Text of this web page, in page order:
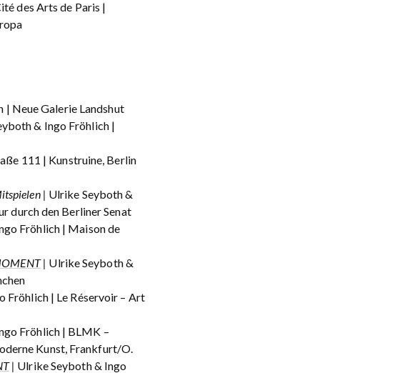
des Arts de Paris |
Neue Galerie Landshut
& Ingo Fröhlich |
111 | Kunstruine, Berlin
| Ulrike Seyboth &
durch den Berliner Senat
Fröhlich | Maison de
| Ulrike Seyboth &
Fröhlich | Le Réservoir – Art
Fröhlich | BLMK –
Kunst, Frankfurt/O.
| Ulrike Seyboth & Ingo